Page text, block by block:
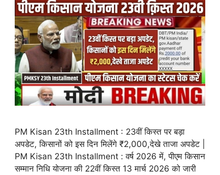
PM Kisan 23th Installment : 23वीं किस्त पर बड़ा
अपडेट, किसानों को इस दिन मिलेंगे ₹2,000,देखे ताजा अपडेट |
PM Kisan 23th Installment : वर्ष 2026 में, पीएम किसान
सम्मान निधि योजना की 22वीं किस्त 13 मार्च 2026 को जारी